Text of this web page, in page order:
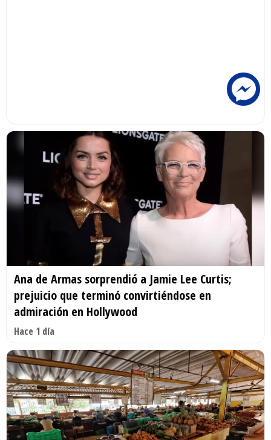
Ana de Armas sorprendió a Jamie Lee Curtis;
prejuicio que terminó convirtiéndose en
admiración en Hollywood
Hace 1 día